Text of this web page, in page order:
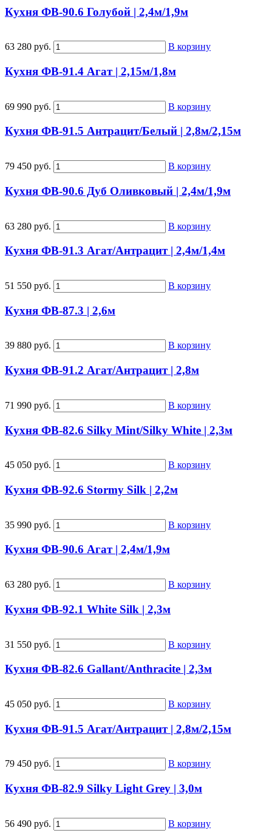
Кухня ФВ-90.6 Голубой | 2,4м/1,9м
63 280 руб. В корзину
Кухня ФВ-91.4 Агат | 2,15м/1,8м
69 990 руб. В корзину
Кухня ФВ-91.5 Антрацит/Белый | 2,8м/2,15м
79 450 руб. В корзину
Кухня ФВ-90.6 Дуб Оливковый | 2,4м/1,9м
63 280 руб. В корзину
Кухня ФВ-91.3 Агат/Антрацит | 2,4м/1,4м
51 550 руб. В корзину
Кухня ФВ-87.3 | 2,6м
39 880 руб. В корзину
Кухня ФВ-91.2 Агат/Антрацит | 2,8м
71 990 руб. В корзину
Кухня ФВ-82.6 Silky Mint/Silky White | 2,3м
45 050 руб. В корзину
Кухня ФВ-92.6 Stormy Silk | 2,2м
35 990 руб. В корзину
Кухня ФВ-90.6 Агат | 2,4м/1,9м
63 280 руб. В корзину
Кухня ФВ-92.1 White Silk | 2,3м
31 550 руб. В корзину
Кухня ФВ-82.6 Gallant/Anthracite | 2,3м
45 050 руб. В корзину
Кухня ФВ-91.5 Агат/Антрацит | 2,8м/2,15м
79 450 руб. В корзину
Кухня ФВ-82.9 Silky Light Grey | 3,0м
56 490 руб. В корзину